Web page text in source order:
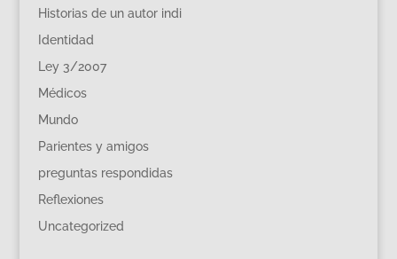
Historias de un autor indi
Identidad
Ley 3/2007
Médicos
Mundo
Parientes y amigos
preguntas respondidas
Reflexiones
Uncategorized